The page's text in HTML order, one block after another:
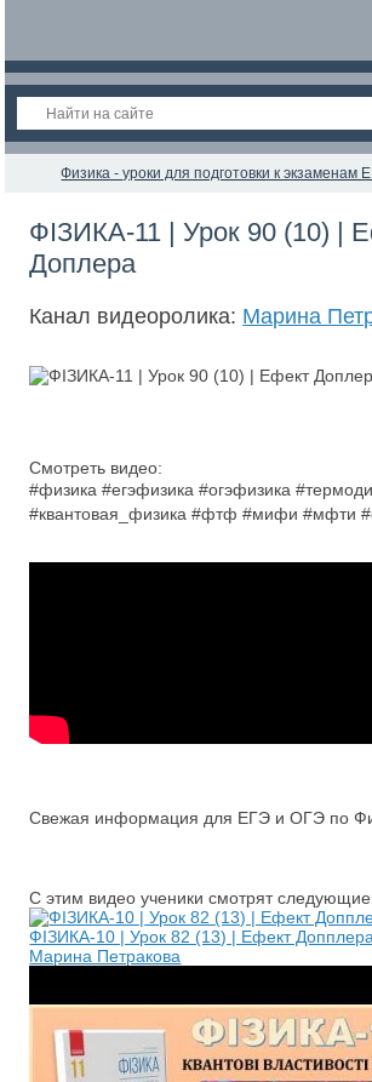
Физика - уроки для подготовки к экзаменам
ФІЗИКА-11 | Урок 90 (10) |
Доплера
Канал видеоролика: Марина
Смотреть видео:
#физика #егэфизика #огэфизика
#квантовая_физика #фтф #мифи #мфти
Свежая информация для ЕГЭ и ОГЭ по
С этим видео ученики смотрят
ФІЗИКА-10 | Урок 82 (13) | Ефект Допплера
Марина Петракова